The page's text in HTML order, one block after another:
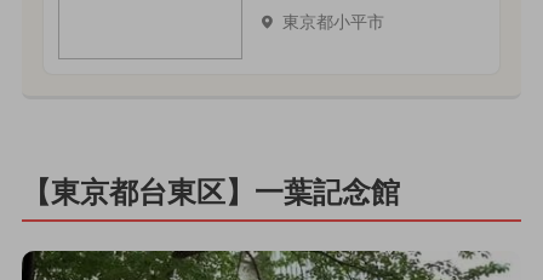
東京都小平市
【東京都台東区】一葉記念館